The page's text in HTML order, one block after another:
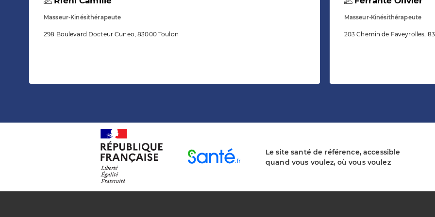
Masseur-Kinésithérapeute
298 Boulevard Docteur Cuneo, 83000 Toulon
Masseur-Kinésithérapeute
203 Chemin de Faveyrolles,
Le site santé de référence, accessible
quand vous voulez, où vous voulez